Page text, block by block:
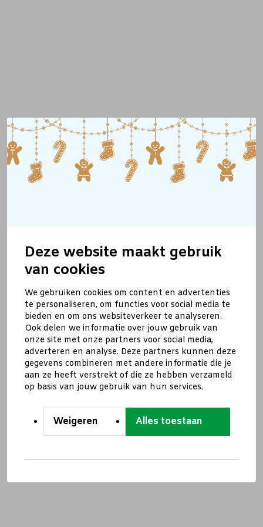
Deze website maakt gebruik
van cookies
We gebruiken cookies om content en advertenties
te personaliseren, om functies voor social media te
bieden en om ons websiteverkeer te analyseren.
Ook delen we informatie over jouw gebruik van
onze site met onze partners voor social media,
adverteren en analyse. Deze partners kunnen deze
gegevens combineren met andere informatie die je
aan ze heeft verstrekt of die ze hebben verzameld
op basis van jouw gebruik van hun services.
Weigeren Alles toestaan